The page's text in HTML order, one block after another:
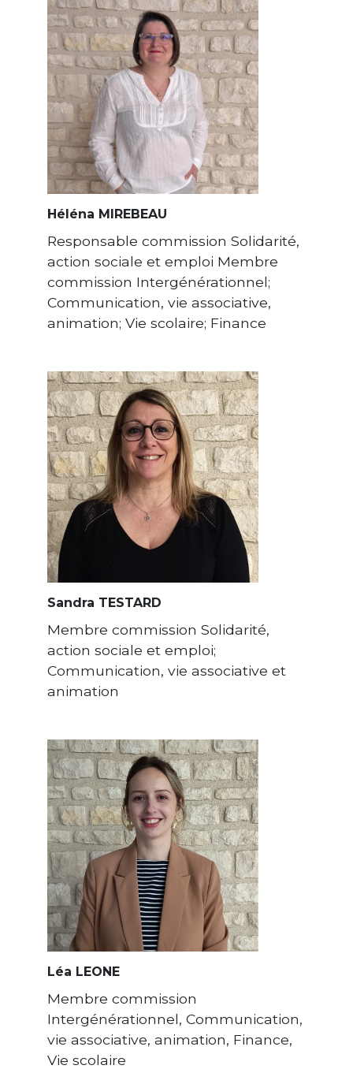
Héléna MIREBEAU
Responsable commission Solidarité,
action sociale et emploi Membre
commission Intergénérationnel;
Communication, vie associative,
animation; Vie scolaire; Finance
Sandra TESTARD
Membre commission Solidarité,
action sociale et emploi;
Communication, vie associative et
animation
Léa LEONE
Membre commission
Intergénérationnel, Communication,
vie associative, animation, Finance,
Vie scolaire